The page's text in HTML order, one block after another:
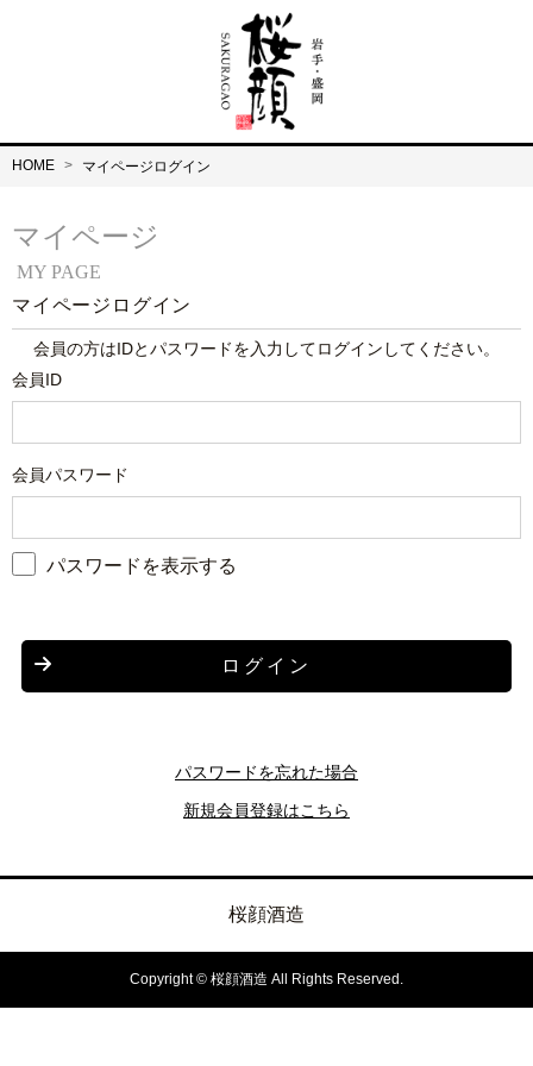
HOME マイページログイン
MY PAGE
マイページ
マイページログイン
会員の方はIDとパスワードを入力してログインしてください。
会員ID
会員パスワード
パスワードを表示する
ログイン
パスワードを忘れた場合
新規会員登録はこちら
桜顔酒造
Copyright © 桜顔酒造 All Rights Reserved.